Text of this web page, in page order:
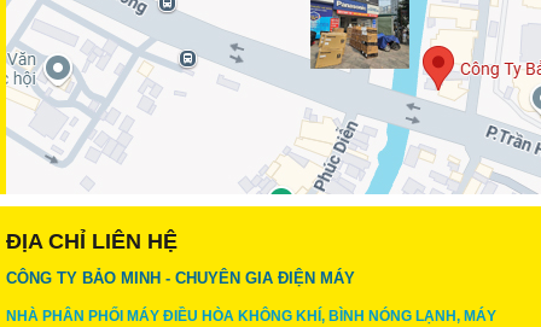
ĐỊA CHỈ LIÊN HỆ
CÔNG TY BẢO MINH - CHUYÊN GIA ĐIỆN MÁY
NHÀ PHÂN PHỐI MÁY ĐIỀU HÒA KHÔNG KHÍ, BÌNH NÓNG LẠNH, MÁY